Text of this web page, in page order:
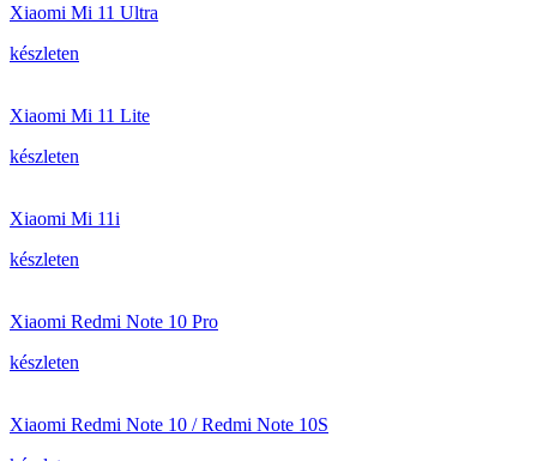
Xiaomi Mi 11 Ultra
készleten
Xiaomi Mi 11 Lite
készleten
Xiaomi Mi 11i
készleten
Xiaomi Redmi Note 10 Pro
készleten
Xiaomi Redmi Note 10 / Redmi Note 10S